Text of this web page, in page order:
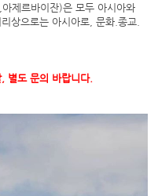
제르바이잔)은 모두 아시아와
상으로는 아시아로, 문화.종교.
별도 문의 바랍니다.